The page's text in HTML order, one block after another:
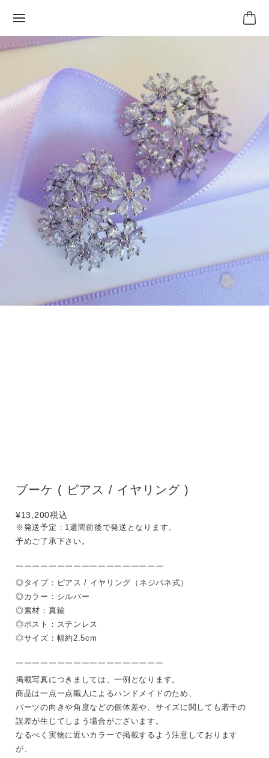
ブーケ ( ピアス / イヤリング )
¥13,200税込
※発送予定：1週間前後で発送となります。
予めご了承下さい。
￣￣￣￣￣￣￣￣￣￣￣￣￣￣￣￣￣￣
◎タイプ：ピアス / イヤリング（ネジバネ式）
◎カラー：シルバー
◎素材：真鍮
◎ポスト：ステンレス
◎サイズ：幅約2.5cm
￣￣￣￣￣￣￣￣￣￣￣￣￣￣￣￣￣￣
掲載写真につきましては、一例となります。
商品は一点一点職人によるハンドメイドのため、
パーツの向きや角度などの個体差や、サイズに関しても若干の
誤差が生じてしまう場合がございます。
なるべく実物に近いカラーで掲載するよう注意しております
が、